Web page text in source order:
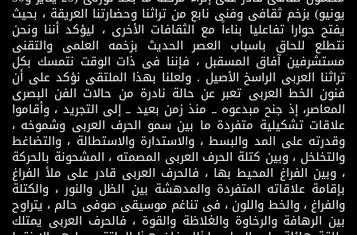
يونيو) بزخم ثقافى وفنى نابع من تراثنا وحضارتنا العريقة ، بحيث
يفتح حوارا تفاعليا بناءاً مع الثقافات الأخرى ، ليؤكد أننا ونحن
نتطلع للحاق باسباب العصر الحديث بزخمه العلمى والتقنى
مستشرفين آفاق المسقبل ، فإننا فى ذات الوقت نتمسك بكل
تراثنا العربى الراسخ الأصيل . ولعلنا بهذا الملتقى نؤكد على أن
فنون الخط العربى تعبر عن حالة نادرة من حالات الفن البصرى
المعاصر، إذ جنح مبدعوه ــ منذ زمن بعيد ــ إلى التجريد ، وأقاموا
علاقات تشكيلية متفردة ما بين سمو الحرف العربى وشموخه ،
وقدرته على المد والبسط ، والاستدارة والاستطالة ، والتضاغط
والتخلخل ، وبين كتلة الحرف العربى المصمته ، المشحونة بالحركة
، وبين الفراغ المحيط بها ، فالحرف العربى قادر على ملأ الفراغ
بإقامة علاقاته المتفردة والمدهشة بين الظل والنور ، والكتلة
والفراغ ، والخط واللون ، فى تناغم موسيقى صوفى حالم ، يتراوح
بين الرهافة والرخاوة والغلاظة والقوة ، فالحرف العربى يمتلك